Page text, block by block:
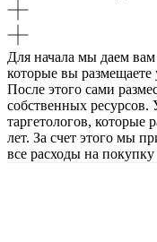
Для начала мы даем
которые вы размещаете
После этого сами
собственных ресурсов.
таргетологов, которые
лет. За счет этого мы
все расходы на